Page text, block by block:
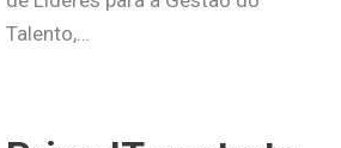
Talento,…